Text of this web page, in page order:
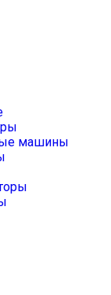
машины